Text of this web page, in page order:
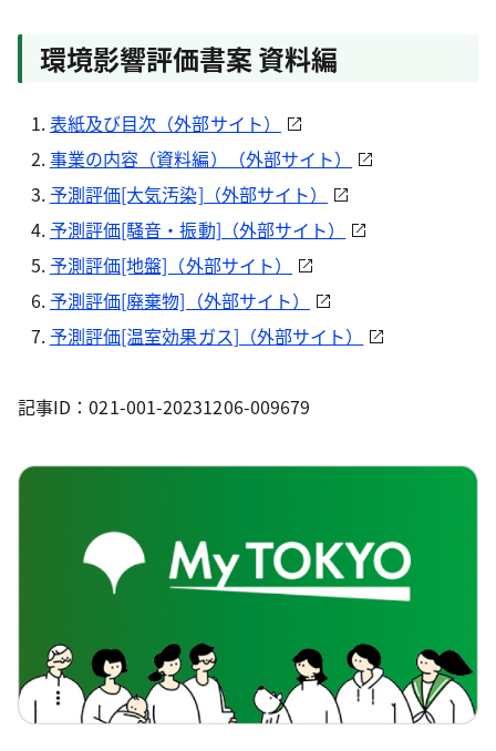
環境影響評価書案 資料編
表紙及び目次（外部サイト）
事業の内容（資料編）（外部サイト）
予測評価[大気汚染]（外部サイト）
予測評価[騒音・振動]（外部サイト）
予測評価[地盤]（外部サイト）
予測評価[廃棄物]（外部サイト）
予測評価[温室効果ガス]（外部サイト）
記事ID：021-001-20231206-009679